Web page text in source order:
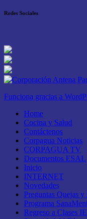
Redes Sociales
Funciona gracias a
Home
Cocina y Salud
Contáctenos
Corpagua Noticias
CORPAGUA TV
Documentos ESAL
Inicio
INTERNET
Novedades
Preguntas Quejas
Programa
Regreso a Clases